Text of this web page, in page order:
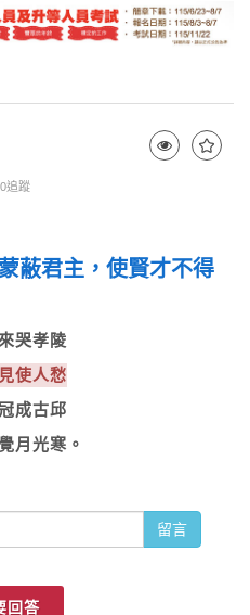
0追蹤
蔽君主，使賢才不得
哭孝陵
使人愁
成古邱
月光寒。
留言
回答